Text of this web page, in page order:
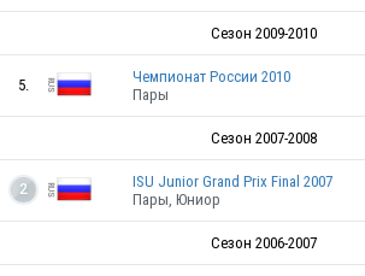
Сезон 2009-2010
5.
Чемпионат России 2010
Пары
Сезон 2007-2008
2
ISU Junior Grand Prix Final 2007
Пары, Юниор
Сезон 2006-2007